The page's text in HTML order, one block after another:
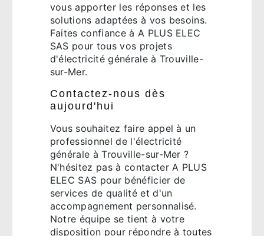
vous apporter les réponses et les
solutions adaptées à vos besoins.
Faites confiance à A PLUS ELEC
SAS pour tous vos projets
d'électricité générale à Trouville-
sur-Mer.
Contactez-nous dès
aujourd'hui
Vous souhaitez faire appel à un
professionnel de l'électricité
générale à Trouville-sur-Mer ?
N'hésitez pas à contacter A PLUS
ELEC SAS pour bénéficier de
services de qualité et d'un
accompagnement personnalisé.
Notre équipe se tient à votre
disposition pour répondre à toutes